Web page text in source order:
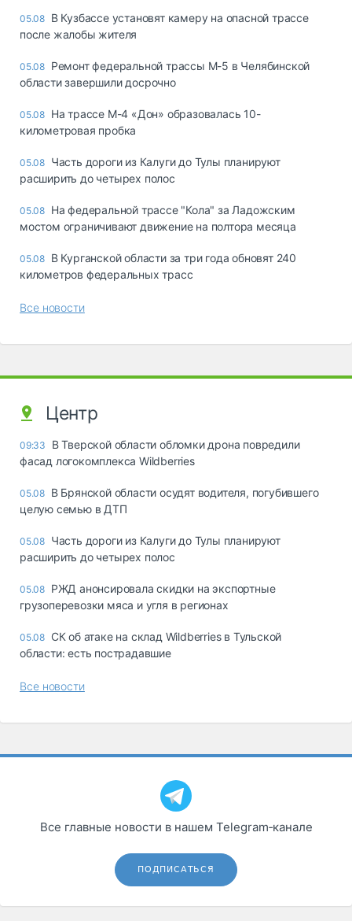
05.08 В Кузбассе установят камеру на опасной трассе
после жалобы жителя
05.08 Ремонт федеральной трассы М-5 в Челябинской
области завершили досрочно
05.08 На трассе М-4 «Дон» образовалась 10-
километровая пробка
05.08 Часть дороги из Калуги до Тулы планируют
расширить до четырех полос
05.08 На федеральной трассе "Кола" за Ладожским
мостом ограничивают движение на полтора месяца
05.08 В Курганской области за три года обновят 240
километров федеральных трасс
Все новости
Центр
09:33
В Тверской области обломки дрона повредили
фасад логокомплекса Wildberries
05.08 В Брянской области осудят водителя, погубившего
целую семью в ДТП
05.08 Часть дороги из Калуги до Тулы планируют
расширить до четырех полос
05.08 РЖД анонсировала скидки на экспортные
грузоперевозки мяса и угля в регионах
05.08 СК об атаке на склад Wildberries в Тульской
области: есть пострадавшие
Все новости
Все главные новости в нашем Telegram‑канале
ПОДПИСАТЬСЯ